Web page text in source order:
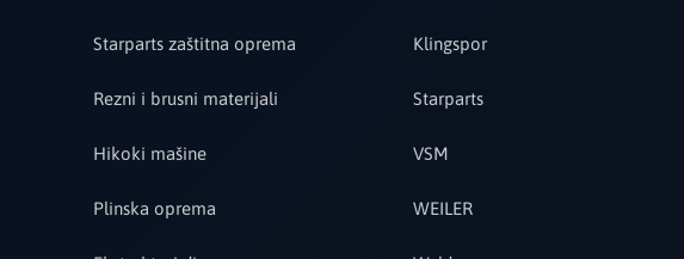
Starparts zaštitna oprema
Rezni i brusni materijali
Hikoki mašine
Plinska oprema
Klingspor
Starparts
VSM
WEILER